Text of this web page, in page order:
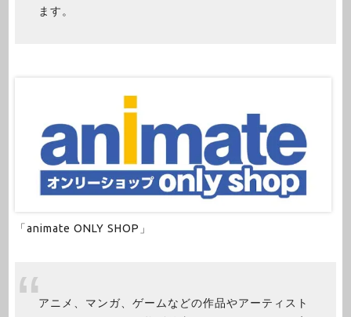
ます。
「animate ONLY SHOP」
アニメ、マンガ、ゲームなどの作品やアーティスト